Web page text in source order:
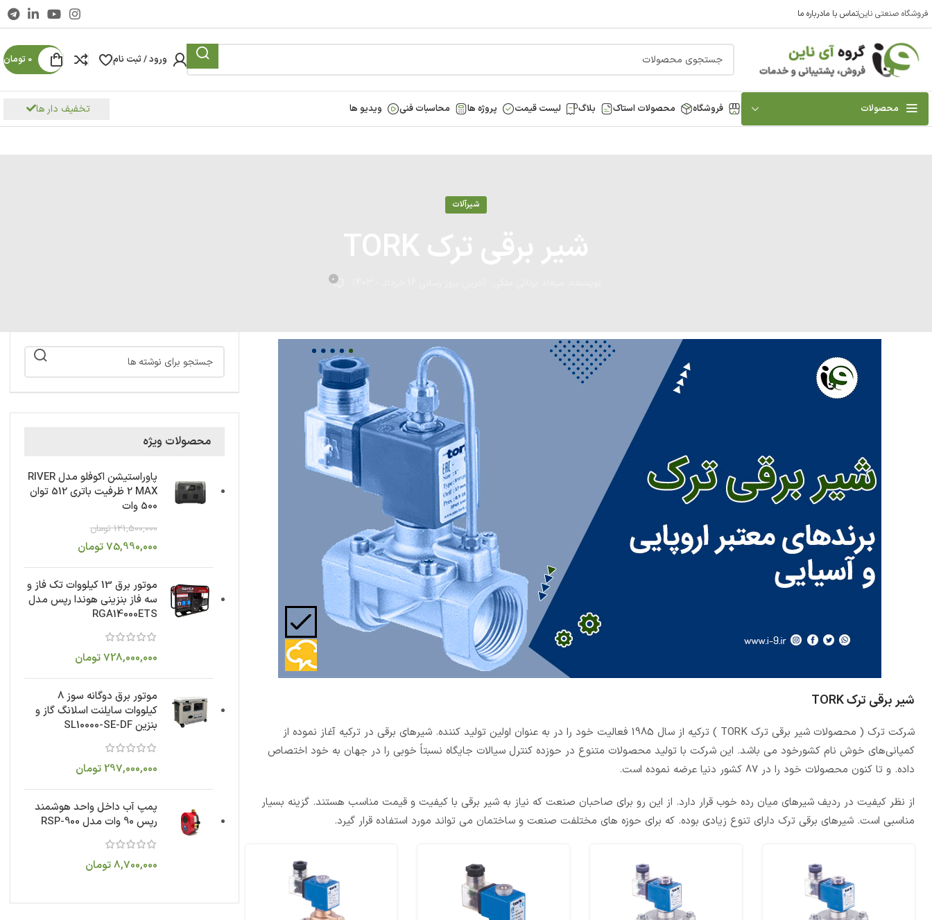
فروشگاه صنعتی ناینتماس با مادرباره ما
ورود / ثبت نام 0 تومان
محصولات فروشگاه محصولات استاک بلاگ لیست قیمت پروژه ها محاسبات فنی ویدیو ها تخفیف دار ها
شیرآلات
0
شیر برقی ترک TORK
شرکت ترک ( محصولات شیر برقی ترک TORK ) ترکیه از سال 1985 فعالیت خود را در به عنوان اولین تولید کننده. شیرهای برقی در ترکیه آغاز نموده از
کمپانی‌های خوش نام کشورخود می‌ باشد. این شرکت با تولید محصولات متنوع در حوزده کنترل سیالات جایگاه نسبتاً خوبی را در جهان به خود اختصاص
داده. و تا کنون محصولات خود را در 87 کشور دنیا عرضه نموده است.
از نظر کیفیت در ردیف شیرهای میان رده خوب قرار دارد. از این رو برای صاحبان صنعت که نیاز به شیر برقی با کیفیت و قیمت مناسب هستند. گزینه بسیار
مناسبی است. شیرهای برقی ترک دارای تنوع زیادی بوده. که برای حوزه های مختلفت صنعت و ساختمان می تواند مورد استفاده قرار گیرد.
محصولات ویژه
پاوراستیشن اکوفلو مدل RIVER
2 MAX ظرفیت باتری 512 توان
500 وات
121,500,000تومان
75,990,000تومان
موتور برق 13 کیلووات تک فاز و
سه فاز بنزینی هوندا رپس مدل
RGA14000ETS
728,000,000تومان
موتور برق دوگانه سوز 8
کیلووات سایلنت اسلانگ گاز و
بنزین SL10000-SE-DF
297,000,000تومان
پمپ آب داخل واحد هوشمند
رپس 90 وات مدل RSP-900
8,700,000تومان